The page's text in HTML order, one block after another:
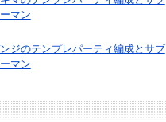
マン
ンジのテンプレパーティ編成とサブ
マン